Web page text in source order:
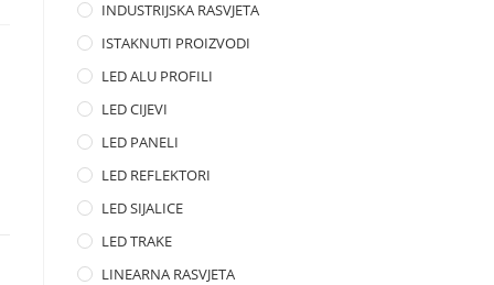
INDUSTRIJSKA RASVJETA
ISTAKNUTI PROIZVODI
LED ALU PROFILI
LED CIJEVI
LED PANELI
LED REFLEKTORI
LED SIJALICE
LED TRAKE
LINEARNA RASVJETA